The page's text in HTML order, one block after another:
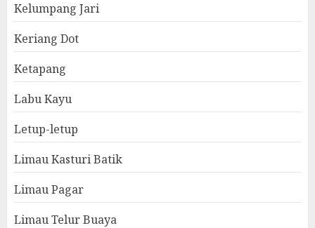
Kelumpang Jari
Keriang Dot
Ketapang
Labu Kayu
Letup-letup
Limau Kasturi Batik
Limau Pagar
Limau Telur Buaya